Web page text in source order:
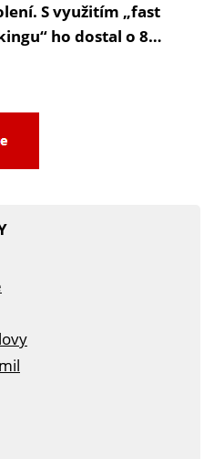
S využitím „fast
ho dostal o 8